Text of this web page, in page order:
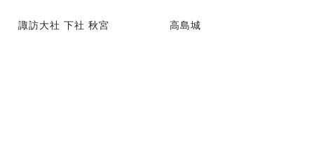
諏訪大社 下社 秋宮 高島城